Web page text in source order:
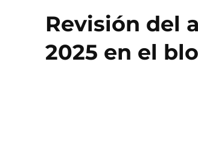
Revisión del
2025 en el